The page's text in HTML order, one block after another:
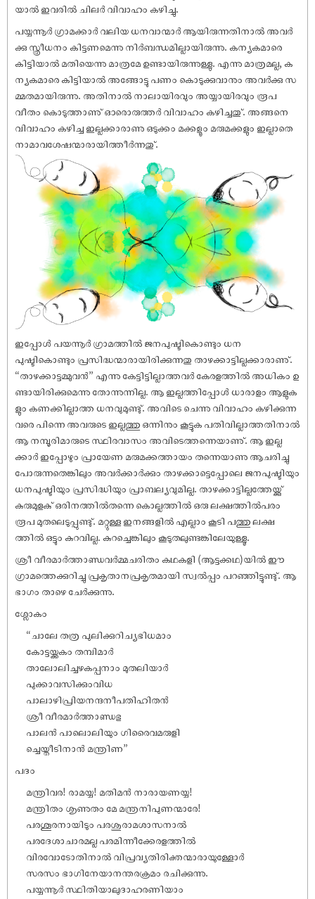
യാൽ ഇവരിൽ ചിലർ വിവാഹം കഴിച്ചു.
പയ്യന്നൂർ ഗ്രാമക്കാർ വലിയ ധനവാന്മാർ ആയിരുന്നതിനാൽ അവർ
ക്കു സ്ത്രീധനം കിട്ടണമെന്നു നിർബന്ധമില്ലായിരുന്നു. കന്യകമാരെ
കിട്ടിയാൽ മതിയെന്നു മാത്രമേ ഉണ്ടായിരുന്നുള്ളു. എന്നു മാത്രമല്ല, ക
ന്യകമാരെ കിട്ടിയാൽ അങ്ങോട്ടു പണം കൊടുക്കുവാനും അവർക്കു സ
മ്മതമായിരുന്നു. അതിനാൽ നാലായിരവും അയ്യായിരവും രൂപ
വീതം കൊടുത്താണു് ഓരൊരുത്തർ വിവാഹം കഴിച്ചതു്. അങ്ങനെ
വിവാഹം കഴിച്ച ഇല്ലക്കാരാണു ഒടുക്കം മക്കളൂം മരുമക്കളും ഇല്ലാതെ
നാമാവശേ‌ഷന്മാരായിത്തീർന്നതു്.
ഇപ്പോൾ പയന്നൂർ ഗ്രാമത്തിൽ ജനപുഷ്ടികൊണ്ടും ധന
പുഷ്ടികൊണ്ടും പ്രസിദ്ധന്മാരായിരിക്കുന്നതു താഴക്കാട്ടില്ലക്കാരാണു്.
“താഴക്കാട്ടമ്മുവൻ” എന്നു കേട്ടിട്ടില്ലാത്തവർ കേരളത്തിൽ അധികം ഉ
ണ്ടായിരിക്കുമെന്നു തോന്നുന്നില്ല. ആ ഇല്ലത്തിപ്പോൾ ധാരാളം ആളുക
ളും കണക്കില്ലാത്ത ധനവുമുണ്ടു്. അവിടെ ചെന്നു വിവാഹം കഴിക്കുന്ന
വരെ പിന്നെ അവരുടെ ഇല്ലത്തു ഒന്നിനും കൂട്ടുക പതിവില്ലാത്തതിനാൽ
ആ നമ്പൂരിമാരുടെ സ്ഥിരവാസം അവിടെത്തന്നെയാണു്. ആ ഇല്ല
ക്കാർ ഇപ്പോഴും പ്രായേണ മരുമക്കത്തായം തന്നെയാണു ആചരിച്ചു
പോരുന്നതെങ്കിലും അവർക്കാർക്കും താഴക്കാട്ടെപ്പോലെ ജനപുഷ്ടിയും
ധനപുഷ്ടിയും പ്രസിദ്ധിയും പ്രാബല്യവുമില്ല. താഴക്കാട്ടില്ലത്തേയ്ക്കു്
കുരുമുളകു് ഒരിനത്തിൽതന്നെ കൊല്ലത്തിൽ ഒരു ലക്ഷത്തിൽപരം
രൂപ മുതലെടുപ്പുണ്ടു്. മറ്റുള്ള ഇനങ്ങളിൽ എല്ലാം കൂടി പത്തു ലക്ഷ
ത്തിൽ ഒട്ടും കുറവില്ല. കുറച്ചെങ്കിലും കൂടുതലുണ്ടങ്കിലേയുള്ളൂ.
ശ്രീ വീരമാർത്താണ്ഡവർമ്മചരിതം കഥകളി (ആട്ടക്കഥ)യിൽ ഈ
ഗ്രാമത്തെക്കുറിച്ചു പ്രകൃതാനപ്രകൃതമായി സ്വൽപ്പം പറഞ്ഞിട്ടുണ്ടു്. ആ
ഭാഗം താഴെ ചേർക്കുന്നു.
ശ്ലോകം
“ചാലേ തത്ര പുലിക്കുറിച്യഭിധമാം
കോട്ടയ്ക്കകം തമ്പിമാർ
താലോലിച്ചഴകപ്പനാം മുതലിയാർ
പുക്കാവസിക്കുംവിധ
പാലാഴിപ്രിയനന്ദനീപതിഹിതൻ
ശ്രീ വീരമാർത്താണ്ഡഭു
പാലൻ പാലൊലിയും ഗിരൈവമരുളി
ച്ചെയ്തീടിനാൻ മന്ത്രിണ”
പദം
മന്ത്രിവര! രാമയ്യ! മതിമൻ നാരായണയ്യ!
മന്ത്രിതം ശൃണുതം മേ മന്ത്രനിപുണന്മാരേ!
പരശൂരനായിടും പരശുരാമശാസനാൽ
പരദേശാചാരമല്ല പരമിന്നീക്കേരളത്തിൽ
വിരവോടോതിനാൽ വിപ്രവ്യതിരിക്തന്മാരായുള്ളോർ
സരസം ഭാഗിനേയാനന്തരക്രമം രചിക്കുന്നു.
പയ്യന്നൂർ സ്ഥിതിയാലുദാഹരണിയാം